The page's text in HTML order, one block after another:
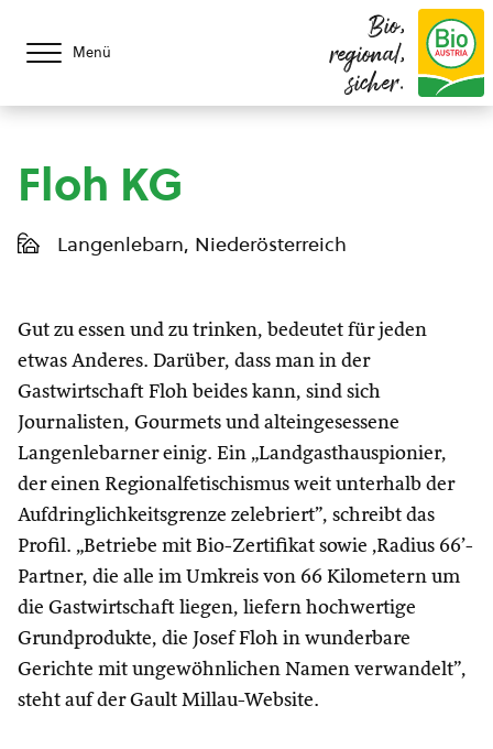
Menü
Bio,
regional,
sicher.
Floh KG
Langenlebarn, Niederösterreich
Gut zu essen und zu trinken, bedeutet für jeden
etwas Anderes. Darüber, dass man in der
Gastwirtschaft Floh beides kann, sind sich
Journalisten, Gourmets und alteingesessene
Langenlebarner einig. Ein „Landgasthauspionier,
der einen Regionalfetischismus weit unterhalb der
Aufdringlichkeitsgrenze zelebriert”, schreibt das
Profil. „Betriebe mit Bio-Zertifikat sowie ‚Radius 66’-
Partner, die alle im Umkreis von 66 Kilometern um
die Gastwirtschaft liegen, liefern hochwertige
Grundprodukte, die Josef Floh in wunderbare
Gerichte mit ungewöhnlichen Namen verwandelt”,
steht auf der Gault Millau-Website.